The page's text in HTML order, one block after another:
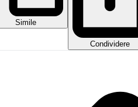
Simile
Condividere